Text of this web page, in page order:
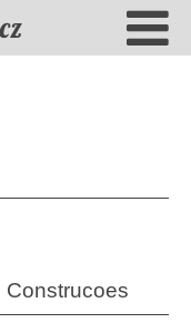
Construcoes